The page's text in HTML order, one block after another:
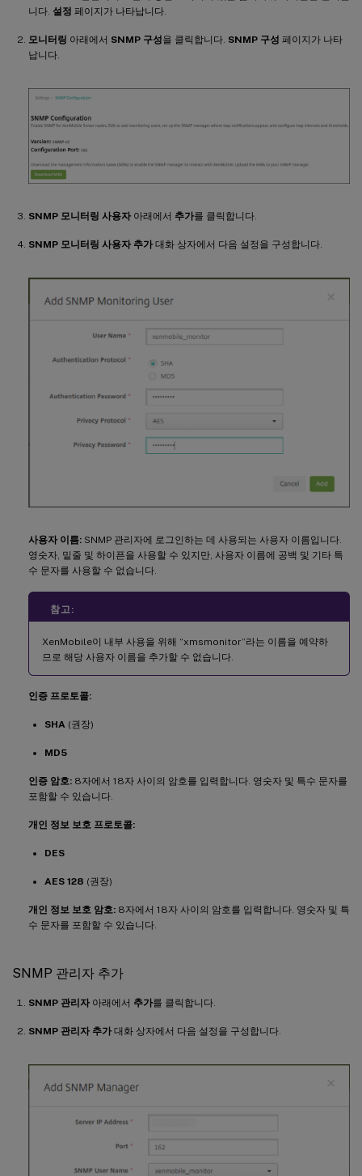
니다. 설정 페이지가 나타납니다.
모니터링 아래에서 SNMP 구성을 클릭합니다. SNMP 구성 페이지가 나타
납니다.
SNMP 모니터링 사용자 아래에서 추가를 클릭합니다.
SNMP 모니터링 사용자 추가 대화 상자에서 다음 설정을 구성합니다.
사용자 이름: SNMP 관리자에 로그인하는 데 사용되는 사용자 이름입니다.
영숫자, 밑줄 및 하이픈을 사용할 수 있지만, 사용자 이름에 공백 및 기타 특
수 문자를 사용할 수 없습니다.
참고:
XenMobile이 내부 사용을 위해 “xmsmonitor”라는 이름을 예약하
므로 해당 사용자 이름을 추가할 수 없습니다.
인증 프로토콜:
SHA (권장)
MD5
인증 암호: 8자에서 18자 사이의 암호를 입력합니다. 영숫자 및 특수 문자를
포함할 수 있습니다.
개인 정보 보호 프로토콜:
DES
AES 128 (권장)
개인 정보 보호 암호: 8자에서 18자 사이의 암호를 입력합니다. 영숫자 및 특
수 문자를 포함할 수 있습니다.
SNMP 관리자 추가
SNMP 관리자 아래에서 추가를 클릭합니다.
SNMP 관리자 추가 대화 상자에서 다음 설정을 구성합니다.